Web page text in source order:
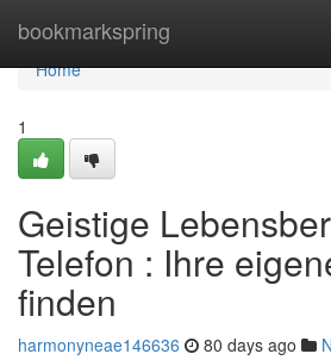
bookmarkspring
Home
Home
1
Geistige
Telefon : Ihre
finden
harmonyneae146636 80 days ago